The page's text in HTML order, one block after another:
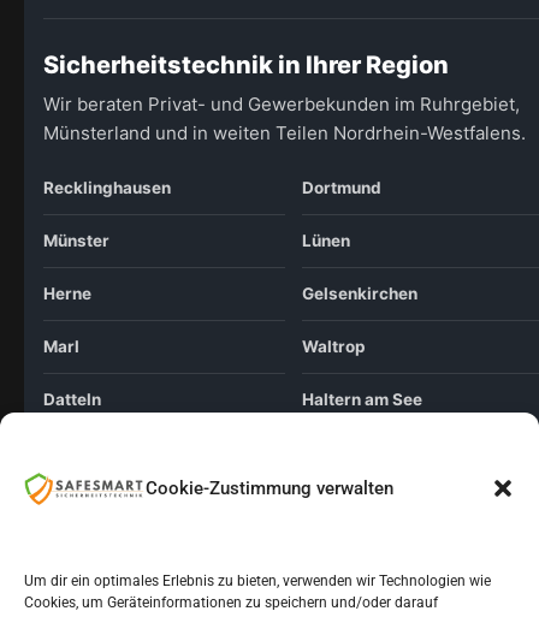
Cookie-Zustimmung verwalten
Um dir ein optimales Erlebnis zu bieten, verwenden wir Technologien wie
Cookies, um Geräteinformationen zu speichern und/oder darauf
Sicherheitstechnik in Ihrer Region
Wir beraten Privat- und Gewerbekunden im Ruhrgebiet,
Münsterland und in weiten Teilen Nordrhein-Westfalens.
Recklinghausen Dortmund
Münster Lünen
Herne Gelsenkirchen
Marl Waltrop
Datteln Haltern am See
ImpressumDatenschutzCookie-Richtlinie